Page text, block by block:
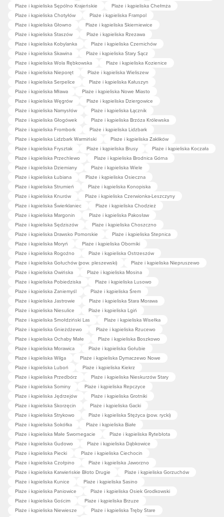
Plaże i kąpieliska Sępólno Krajeńskie
Plaże i kąpieliska Chełmża
Plaże i kąpieliska Chotyłów
Plaże i kąpieliska Frampol
Plaże i kąpieliska Głowno
Plaże i kąpieliska Skierniewice
Plaże i kąpieliska Staszów
Plaże i kąpieliska Rzezawa
Plaże i kąpieliska Kobylanka
Plaże i kąpieliska Czernichów
Plaże i kąpieliska Skawina
Plaże i kąpieliska Stary Sącz
Plaże i kąpieliska Wola Rębkowska
Plaże i kąpieliska Kozienice
Plaże i kąpieliska Nieporęt
Plaże i kąpieliska Wieliszew
Plaże i kąpieliska Serpelice
Plaże i kąpieliska Kałuszyn
Plaże i kąpieliska Mława
Plaże i kąpieliska Nowe Miasto
Plaże i kąpieliska Węgrów
Plaże i kąpieliska Dziergowice
Plaże i kąpieliska Namysłów
Plaże i kąpieliska Łącznik
Plaże i kąpieliska Głogówek
Plaże i kąpieliska Brzóza Królewska
Plaże i kąpieliska Frombork
Plaże i kąpieliska Lidzbark
Plaże i kąpieliska Lidzbark Warmiński
Plaże i kąpieliska Zaklików
Plaże i kąpieliska Frysztak
Plaże i kąpieliska Brusy
Plaże i kąpieliska Koczała
Plaże i kąpieliska Przechlewo
Plaże i kąpieliska Brodnica Górna
Plaże i kąpieliska Dziemiany
Plaże i kąpieliska Wiele
Plaże i kąpieliska Łubiana
Plaże i kąpieliska Osieczna
Plaże i kąpieliska Strumień
Plaże i kąpieliska Konopiska
Plaże i kąpieliska Knurów
Plaże i kąpieliska Czerwionka-Leszczyny
Plaże i kąpieliska Świerklaniec
Plaże i kąpieliska Chodzież
Plaże i kąpieliska Margonin
Plaże i kąpieliska Pakosław
Plaże i kąpieliska Sędziszów
Plaże i kąpieliska Choszczno
Plaże i kąpieliska Drawsko Pomorskie
Plaże i kąpieliska Stepnica
Plaże i kąpieliska Moryń
Plaże i kąpieliska Oborniki
Plaże i kąpieliska Rogoźno
Plaże i kąpieliska Ostrzeszów
Plaże i kąpieliska Gołuchów (pow. pleszewski)
Plaże i kąpieliska Niepruszewo
Plaże i kąpieliska Owińska
Plaże i kąpieliska Mosina
Plaże i kąpieliska Pobiedziska
Plaże i kąpieliska Lusowo
Plaże i kąpieliska Zaniemyśl
Plaże i kąpieliska Śrem
Plaże i kąpieliska Jastrowie
Plaże i kąpieliska Stara Morawa
Plaże i kąpieliska Niesulice
Plaże i kąpieliska Lgiń
Plaże i kąpieliska Smołdziński Las
Plaże i kąpieliska Wisełka
Plaże i kąpieliska Gnieżdżewo
Plaże i kąpieliska Rzucewo
Plaże i kąpieliska Ochaby Małe
Plaże i kąpieliska Boszkowo
Plaże i kąpieliska Morawica
Plaże i kąpieliska Gołubie
Plaże i kąpieliska Wilga
Plaże i kąpieliska Dymaczewo Nowe
Plaże i kąpieliska Luboń
Plaże i kąpieliska Kiekrz
Plaże i kąpieliska Przedbórz
Plaże i kąpieliska Nieskurzów Stary
Plaże i kąpieliska Sominy
Plaże i kąpieliska Repczyce
Plaże i kąpieliska Jędrzejów
Plaże i kąpieliska Grotniki
Plaże i kąpieliska Skorzęcin
Plaże i kąpieliska Gacki
Plaże i kąpieliska Strykowo
Plaże i kąpieliska Stężyca (pow. rycki)
Plaże i kąpieliska Sokółka
Plaże i kąpieliska Białe
Plaże i kąpieliska Małe Swornegacie
Plaże i kąpieliska Rytebłota
Plaże i kąpieliska Gudowo
Plaże i kąpieliska Dąbkowice
Plaże i kąpieliska Piecki
Plaże i kąpieliska Ciechocin
Plaże i kąpieliska Czołpino
Plaże i kąpieliska Jaworzno
Plaże i kąpieliska Karwieńskie Błoto Drugie
Plaże i kąpieliska Gorzuchów
Plaże i kąpieliska Kunice
Plaże i kąpieliska Sasino
Plaże i kąpieliska Paniowice
Plaże i kąpieliska Osiek Grodkowski
Plaże i kąpieliska Gościm
Plaże i kąpieliska Brzuze
Plaże i kąpieliska Niewiesze
Plaże i kąpieliska Tręby Stare